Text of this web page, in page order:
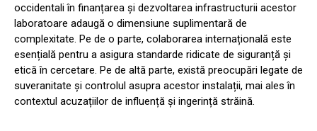
occidentali în finanțarea și dezvoltarea infrastructurii acestor
laboratoare adaugă o dimensiune suplimentară de
complexitate. Pe de o parte, colaborarea internațională este
esențială pentru a asigura standarde ridicate de siguranță și
etică în cercetare. Pe de altă parte, există preocupări legate de
suveranitate și controlul asupra acestor instalații, mai ales în
contextul acuzațiilor de influență și ingerință străină.